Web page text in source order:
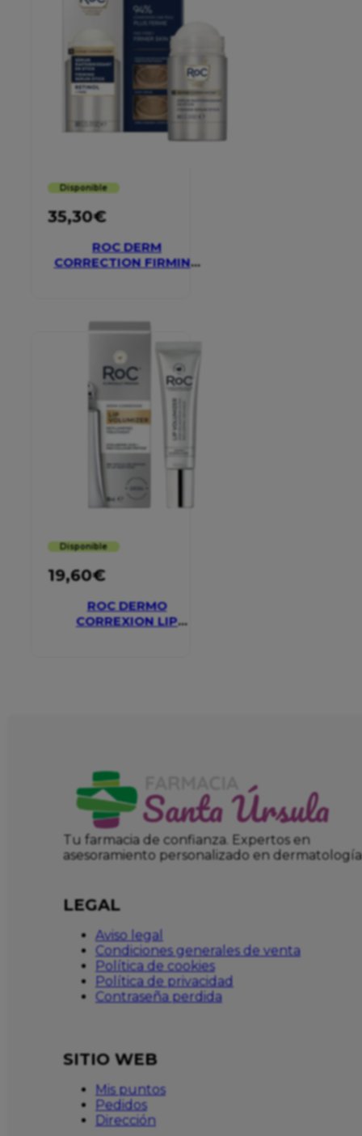
Disponible
35,30€
ROC DERM
CORRECTION FIRMING
Disponible
19,60€
ROC DERMO
CORREXION LIP
Tu farmacia de confianza. Expertos en
asesoramiento personalizado en dermatología
LEGAL
Aviso legal
Condiciones generales de venta
Política de cookies
Política de privacidad
Contraseña perdida
SITIO WEB
Mis puntos
Pedidos
Dirección